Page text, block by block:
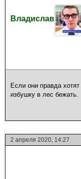
Владислав
Если они правда
избушку в лес бежать.
2 апреля 2020, 14:27